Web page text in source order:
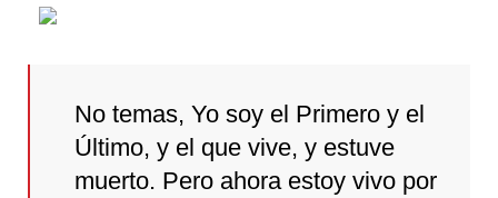
No temas, Yo soy el Primero y el
Último, y el que vive, y estuve
muerto. Pero ahora estoy vivo por